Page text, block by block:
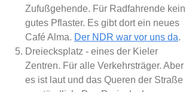
Zufußgehende. Für Radfahrende kein
gutes Pflaster. Es gibt dort ein neues
Café Alma. Der NDR war vor uns da.
Dreiecksplatz - eines der Kieler
Zentren. Für alle Verkehrsträger. Aber
es ist laut und das Queren der Straße